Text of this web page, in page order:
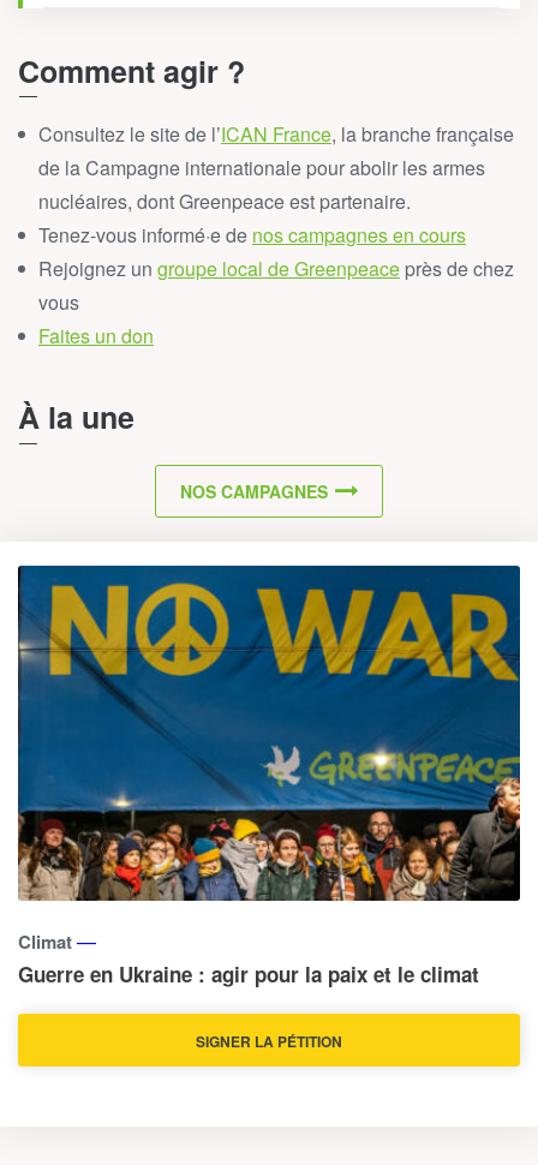
Comment agir ?
Consultez le site de l’ICAN France, la branche française
de la Campagne internationale pour abolir les armes
nucléaires, dont Greenpeace est partenaire.
Tenez-vous informé·e de nos campagnes en cours
Rejoignez un groupe local de Greenpeace près de chez
vous
Faites un don
À la une
NOS CAMPAGNES
Climat—
Guerre en Ukraine : agir pour la paix et le climat
SIGNER LA PÉTITION